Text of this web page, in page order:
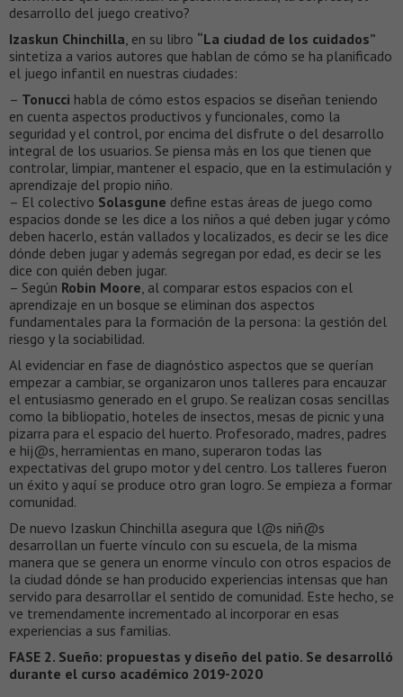
desarrollo del juego creativo?
Izaskun Chinchilla , en su libro “La ciudad de los cuidados”
sintetiza a varios autores que hablan de cómo se ha planificado
el juego infantil en nuestras ciudades:
– Tonucci habla de cómo estos espacios se diseñan teniendo
en cuenta aspectos productivos y funcionales, como la
seguridad y el control, por encima del disfrute o del desarrollo
integral de los usuarios. Se piensa más en los que tienen que
controlar, limpiar, mantener el espacio, que en la estimulación y
aprendizaje del propio niño.
– El colectivo Solasgune define estas áreas de juego como
espacios donde se les dice a los niños a qué deben jugar y cómo
deben hacerlo, están vallados y localizados, es decir se les dice
dónde deben jugar y además segregan por edad, es decir se les
dice con quién deben jugar.
– Según Robin Moore , al comparar estos espacios con el
aprendizaje en un bosque se eliminan dos aspectos
fundamentales para la formación de la persona: la gestión del
riesgo y la sociabilidad.
Al evidenciar en fase de diagnóstico aspectos que se querían
empezar a cambiar, se organizaron unos talleres para encauzar
el entusiasmo generado en el grupo. Se realizan cosas sencillas
como la bibliopatio, hoteles de insectos, mesas de picnic y una
pizarra para el espacio del huerto. Profesorado, madres, padres
e hij@s, herramientas en mano, superaron todas las
expectativas del grupo motor y del centro. Los talleres fueron
un éxito y aquí se produce otro gran logro. Se empieza a formar
comunidad.
De nuevo Izaskun Chinchilla asegura que l@s niñ@s
desarrollan un fuerte vínculo con su escuela, de la misma
manera que se genera un enorme vínculo con otros espacios de
la ciudad dónde se han producido experiencias intensas que han
servido para desarrollar el sentido de comunidad. Este hecho, se
ve tremendamente incrementado al incorporar en esas
experiencias a sus familias.
FASE 2. Sueño: propuestas y diseño del patio. Se desarrolló
durante el curso académico 2019-2020